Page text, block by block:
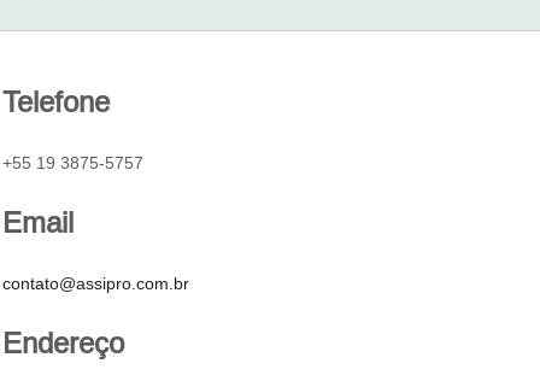
Telefone
+55 19 3875-5757
Email
contato@assipro.com.br
Endereço